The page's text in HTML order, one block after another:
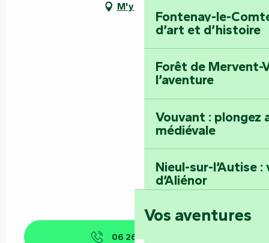
Fontenay-le-
d’art et d’histoire
Forêt de Mervent-
l’aventure
Vouvant : plongez
médiévale
Nieul-sur-l’Autise
d’Aliénor
Foussais-Payré :
Vos aventures
M'y rendre
06 26 87 00